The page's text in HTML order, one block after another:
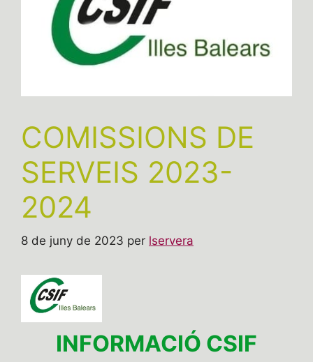
COMISSIONS DE
SERVEIS 2023-
2024
8 de juny de 2023 per lservera
INFORMACIÓ CSIF